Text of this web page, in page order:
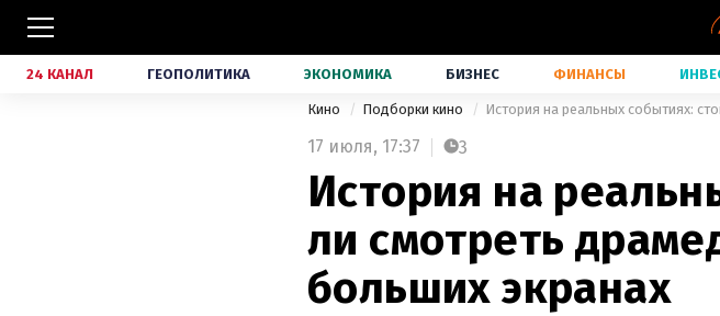
24 КАНАЛ ГЕОПОЛИТИКА ЭКОНОМИКА БИЗНЕС ФИНАНСЫ
Кино Подборки кино История на реальных событиях:
17 июля, 17:37 3
История на
ли смотреть
больших экранах